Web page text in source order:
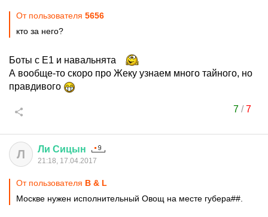
От пользователя 5656
кто за него?
Боты с Е1 и навальнята
А вообще-то скоро про Жеку узнаем много тайного, но
правдивого
7/7
Л Ли Сицын
21:18, 17.04.2017
От пользователя B & L
Москве нужен исполнительный Овощ на месте губера##.